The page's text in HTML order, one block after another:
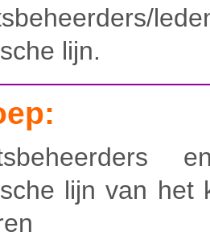
lijn.
lijn van het